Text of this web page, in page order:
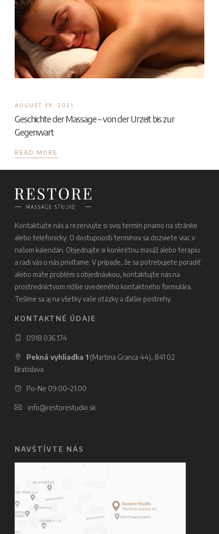
AUGUST 19, 2021
Geschichte der Massage – von der Urzeit bis zur
Gegenwart
READ MORE
Kontaktujte nás a rezervujte si svoj termín priamo na stránke
alebo telefonicky. O dostupnosti termínov sa dozviete viac v
našom kalendári. Objednajte si konkrétnu masáž alebo terapiu
a radi vás u nás privítame. V prípade, že sa potrebujete poradiť
alebo máte problém s objednávkou, kontaktujte nás na
prostredníctvom nižšie uvedeného kontaktného formulára.
Tešíme sa aj na všetky vaše otázky a ďalšie postrehy.
KONTAKTNÉ ÚDAJE
0918 036 174
Pekná vyhliadka 1 (Martina Granca 44), 841 02
Bratislava
Po–Ne 09:00–21:00
info@restorestudio.sk
NAVŠTÍVTE NÁS